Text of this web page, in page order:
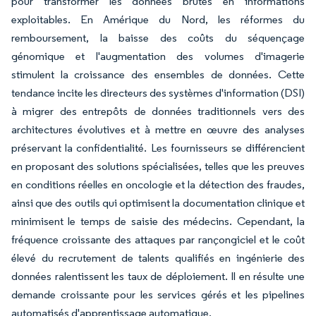
exploitables. En Amérique du Nord, les réformes du
remboursement, la baisse des coûts du séquençage
génomique et l'augmentation des volumes d'imagerie
stimulent la croissance des ensembles de données. Cette
tendance incite les directeurs des systèmes d'information (DSI)
à migrer des entrepôts de données traditionnels vers des
architectures évolutives et à mettre en œuvre des analyses
préservant la confidentialité. Les fournisseurs se différencient
en proposant des solutions spécialisées, telles que les preuves
en conditions réelles en oncologie et la détection des fraudes,
ainsi que des outils qui optimisent la documentation clinique et
minimisent le temps de saisie des médecins. Cependant, la
fréquence croissante des attaques par rançongiciel et le coût
élevé du recrutement de talents qualifiés en ingénierie des
données ralentissent les taux de déploiement. Il en résulte une
demande croissante pour les services gérés et les pipelines
automatisés d'apprentissage automatique.